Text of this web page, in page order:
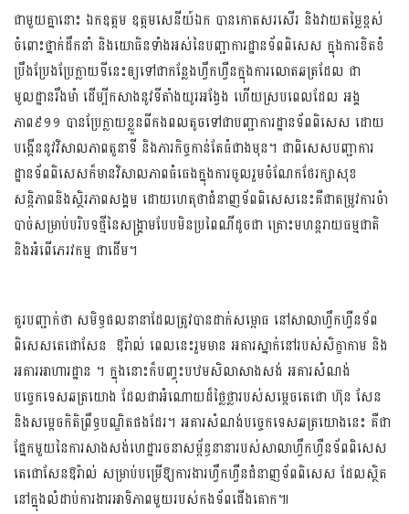
ជាមួយគ្នានោះ ឯកឧត្តម ឧត្តមសេនីយ៍ឯក បានកោតសរសើរ និងវាយតម្លៃខ្ពស់
ចំពោះថ្នាក់ដឹកនាំ និង​យោធិន​​ទាំងអស់នៃ​បញ្ជាការ​ដ្ឋាន​​ទ័ព​ពិសេស ក្នុងការខិតខំ
ប្រឹងប្រែងប្រែក្លាយទីនេះឲ្យទៅជាកន្លែង​ហ្វឹក​​​​ហ្វឺនក្នុងការលោតឆត្រដែល ជា
មូលដ្ឋាន​រឹងមាំ ដើម្បីកសាង​នូវ​ទី​​តាំង​យូរអង្វែង ហើយស្របពេល​ដែល អង្គ
ភាព៩១១ បានប្រែក្លាយខ្លួនពី​កង​ពល​​តូច​ទៅជាបញ្ជាការដ្ឋានទ័ពពិសេស ដោយ
បង្កើននូវ​វិសាល​​​ភាពតួនាទី និងភារកិច្ចកាន់​តែធំ​​ជាង​មុន។ ជាពិសេស​​បញ្ជាការ
ដ្ឋានទ័ពពិសេស​​ក៏​មានវិសាល​ភាព​​ធំធេងក្នុងការចូលរួម​​ចំណែក​​ថែរក្សា​​សុខ​​
សន្តិភាពនិងស្ថិរភាពសង្គម ដោយហេតុថាជំនាញទ័ព​​ពិសេស​នេះគឺជាតម្រូវការចំា
បាច់សម្រាប់​បរិបទថ្មី​​នៃសង្រ្គាម​​បែប​​មិន​ប្រពៃណីដូចជា គ្រោះមហន្តរាយ​​ធម្ម​​ជាតិ
និងអំពើភេរវកម្ម ជាដើម។
គួរបញ្ជាក់ថា សមិទ្ធផលនានាដែលត្រូវបានដាក់សម្ពោធ នៅសាលាហ្វឹកហ្វឺនទ័ព
ពិសេសតេជោសែន ឱរ៉ាល់ ពេលនេះ​រួមមាន អគារ​ស្នាក់​​នៅរបស់​​សិក្ខាកាម និង
អគារ​​​អាហារដ្ឋាន ។ ក្នុងនោះក៏​បញ្ចុះបឋម​​សិលាសាងសង់ អគារសំណង់
បច្ចេកទេសឆត្រយោង ដែលជាអំណោយ​ដ៏ថ្លៃថ្លារបស់សម្តេចតេជោ ហ៊ុន សែន
និងសម្តេចកិតិព្រឹទ្ធបណ្ឌិតផងដែរ។ អគារសំណង់​បច្ចេកទេសឆត្រយោងនេះ គឺជា
ផ្នែកមួយ​​នៃ​​​ការ​សាងសង់ហេដ្ឋារចនាសម្ព័ន្ធ​នានារបស់សាលាហ្វឹកហ្វឺនទ័ពពិសេស
តេជោសែនឱរ៉ាល់ សម្រាប់​បម្រើឱ្យការងារហ្វឹកហ្វឺនជំនាញទ័ព​ពិ​សេ​ស ដែលស្ថិត
នៅក្នុងលំដាប់ការងារអាទិភាព​មួយរបស់​កង​​ទ័ព​​​ជើងគោក​៕